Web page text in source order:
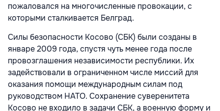
пожаловался на многочисленные провокации, с
которыми сталкивается Белград.
Силы безопасности Косово (СБК) были созданы в
январе 2009 года, спустя чуть менее года после
провозглашения независимости республики. Их
задействовали в ограниченном числе миссий для
оказания помощи международным силам под
руководством НАТО. Сохранение суверенитета
Косово не входило в задачи СБК, а военную форму и